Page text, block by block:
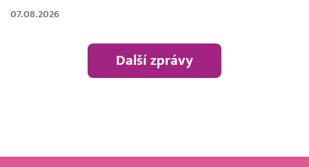
07.08.2026
Další zprávy